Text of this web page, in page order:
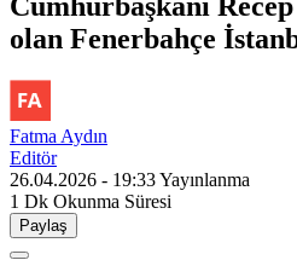
olan Fenerbahçe
Fatma Aydın
Editör
26.04.2026 - 19:33Yayınlanma
1 Dk Okunma Süresi
Paylaş